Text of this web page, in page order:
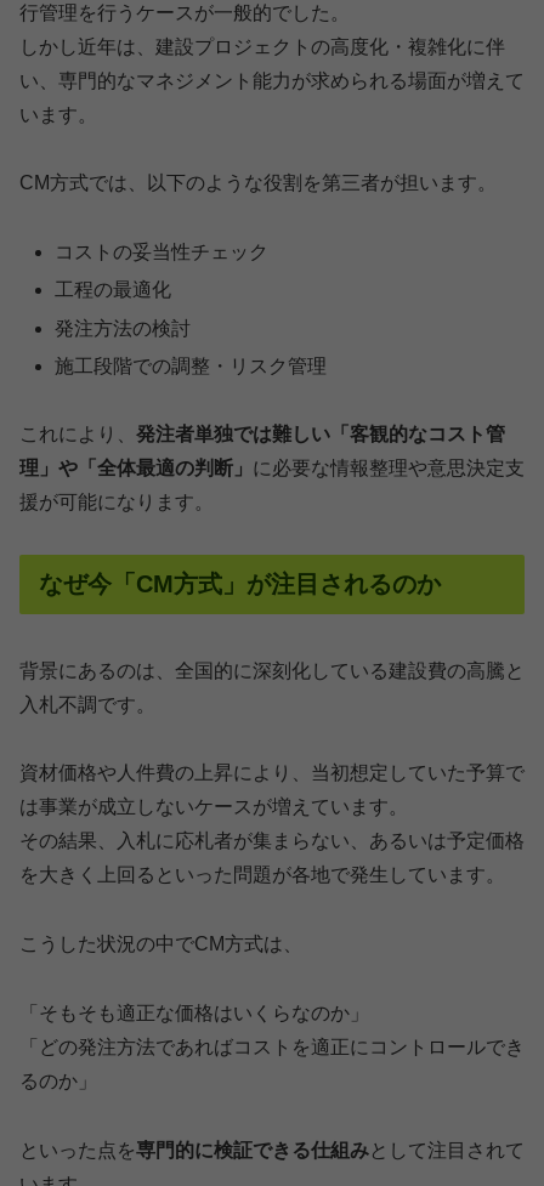
行管理を行うケースが一般的でした。
しかし近年は、建設プロジェクトの高度化・複雑化に伴
い、専門的なマネジメント能力が求められる場面が増えて
います。
CM方式では、以下のような役割を第三者が担います。
コストの妥当性チェック
工程の最適化
発注方法の検討
施工段階での調整・リスク管理
これにより、 発注者単独では難しい「客観的なコスト管
理」や「全体最適の判断」 に必要な情報整理や意思決定支
援が可能になります。
なぜ今「CM方式」が注目されるのか
背景にあるのは、全国的に深刻化している建設費の高騰と
入札不調です。
資材価格や人件費の上昇により、当初想定していた予算で
は事業が成立しないケースが増えています。
その結果、入札に応札者が集まらない、あるいは予定価格
を大きく上回るといった問題が各地で発生しています。
こうした状況の中でCM方式は、
「そもそも適正な価格はいくらなのか」
「どの発注方法であればコストを適正にコントロールでき
るのか」
といった点を専門的に検証できる仕組みとして注目されて